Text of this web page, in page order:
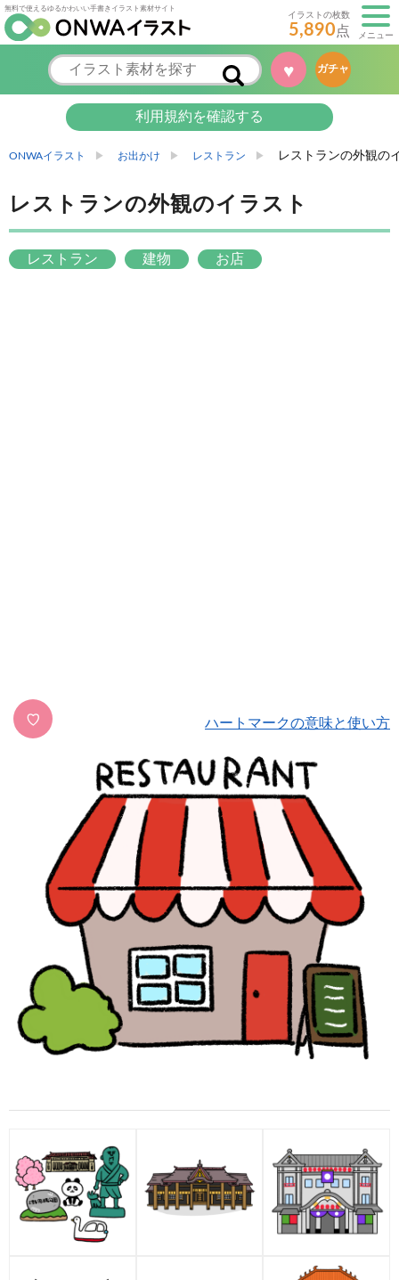
無料で使えるゆるかわいい手書きイラスト素材サイト
イラストの枚数
5,890点 メニュー
♥ ガチャ
利用規約を確認する
ONWAイラスト お出かけ レストラン レストランの外観の
レストランの外観のイラスト
レストラン 建物 お店
♡ ハートマークの意味と使い方